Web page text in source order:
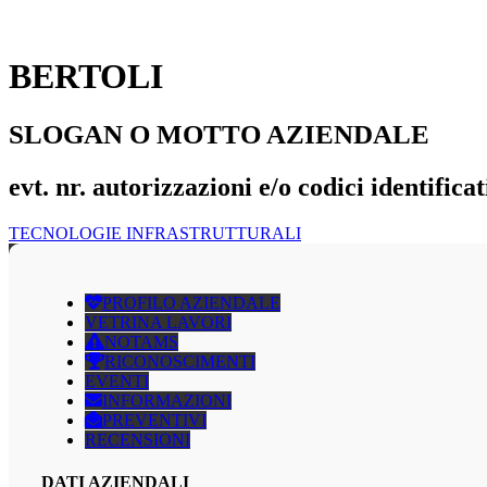
BERTOLI
SLOGAN O MOTTO AZIENDALE
evt. nr. autorizzazioni e/o codici
TECNOLOGIE INFRASTRUTTURALI
PROFILO AZIENDALE
VETRINA LAVORI
NOTAMS
RICONOSCIMENTI
EVENTI
INFORMAZIONI
PREVENTIVI
RECENSIONI
DATI AZIENDALI